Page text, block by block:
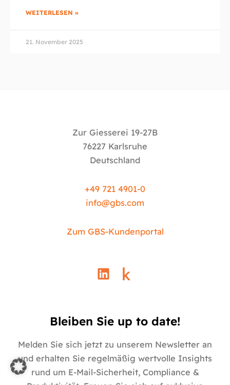
WEITERLESEN »
21. November 2025
Zur Giesserei 19-27B
76227 Karlsruhe
Deutschland
+49 721 4901-0
info@gbs.com
Zum GBS-Kundenportal
L
i
e
i
n
Bleiben Sie up to date!
Melden Sie sich jetzt zu unserem Newsletter an
und erhalten Sie regelmäßig wertvolle Insights
rund um E-Mail-Sicherheit, Compliance &